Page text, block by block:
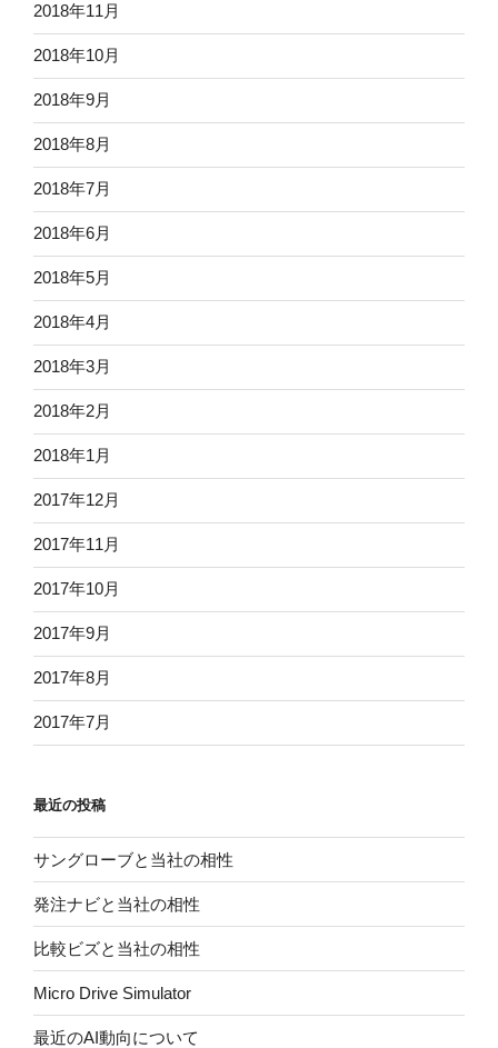
2018年11月
2018年10月
2018年9月
2018年8月
2018年7月
2018年6月
2018年5月
2018年4月
2018年3月
2018年2月
2018年1月
2017年12月
2017年11月
2017年10月
2017年9月
2017年8月
2017年7月
最近の投稿
サングローブと当社の相性
発注ナビと当社の相性
比較ビズと当社の相性
Micro Drive Simulator
最近のAI動向について